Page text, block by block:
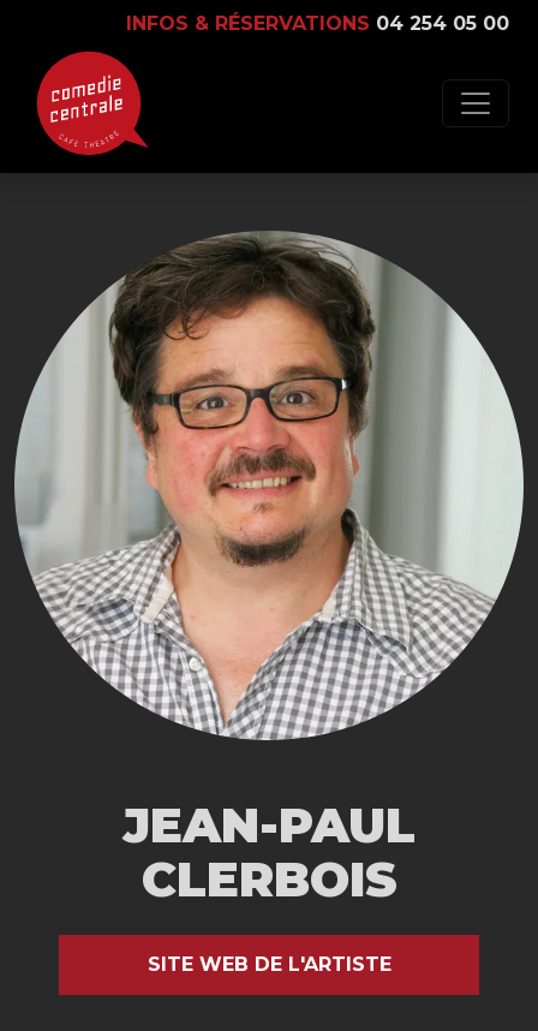
INFOS & RÉSERVATIONS 04 254 05 00
JEAN-PAUL
CLERBOIS
SITE WEB DE L'ARTISTE